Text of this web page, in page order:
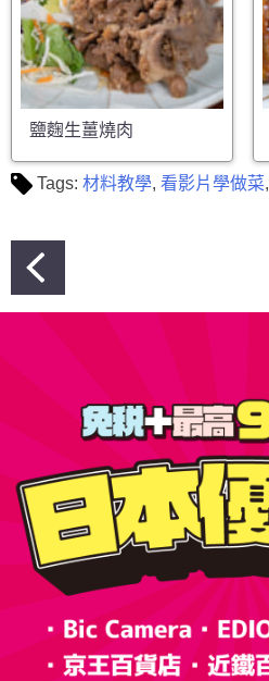
鹽麴生薑燒肉
Tags: 材料教學, 看影片學做菜,
文
章